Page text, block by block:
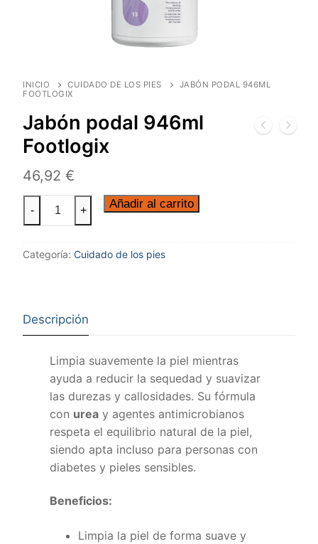
INICIO CUIDADO DE LOS PIES
JABÓN PODAL 946ML
FOOTLOGIX
Jabón podal 946ml
Footlogix
46,92 €
- + Añadir al carrito
Categoría: Cuidado de los pies
Descripción
Limpia suavemente la piel mientras
ayuda a reducir la sequedad y suavizar
las durezas y callosidades. Su fórmula
con urea y agentes antimicrobianos
respeta el equilibrio natural de la piel,
siendo apta incluso para personas con
diabetes y pieles sensibles.
Beneficios:
Limpia la piel de forma suave y